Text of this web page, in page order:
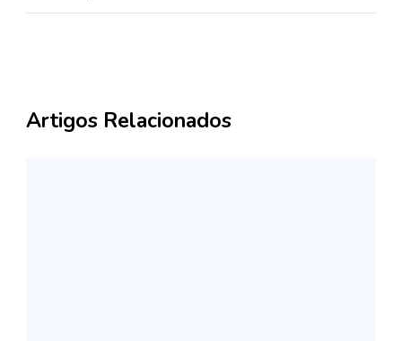
Artigos Relacionados